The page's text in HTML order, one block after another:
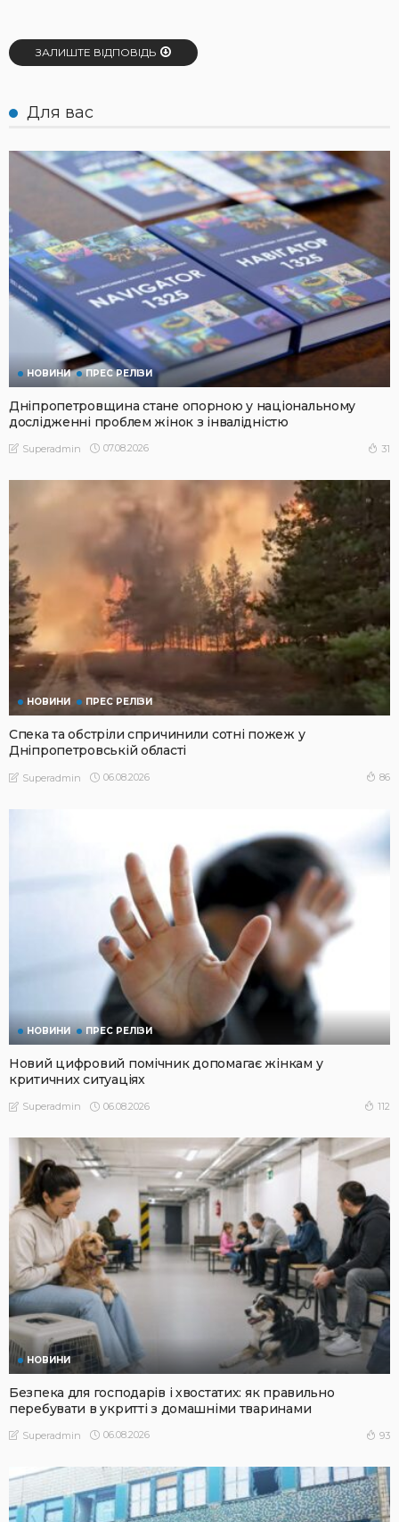
ЗАЛИШТЕ ВІДПОВІДЬ
Для вас
НОВИНИ ПРЕС РЕЛІЗИ
Дніпропетровщина стане опорною у національному
дослідженні проблем жінок з інвалідністю
Superadmin 07.08.2026 31
НОВИНИ ПРЕС РЕЛІЗИ
Спека та обстріли спричинили сотні пожеж у
Дніпропетровській області
Superadmin 06.08.2026 86
НОВИНИ ПРЕС РЕЛІЗИ
Новий цифровий помічник допомагає жінкам у
критичних ситуаціях
Superadmin 06.08.2026 112
НОВИНИ
Безпека для господарів і хвостатих: як правильно
перебувати в укритті з домашніми тваринами
Superadmin 06.08.2026 93